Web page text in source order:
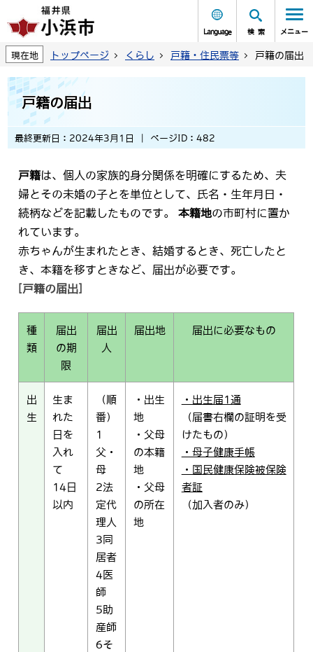
Language 検索 メニュー
現在地 トップページ くらし 戸籍・住民票等 戸籍の届出
戸籍の届出
最終更新日：2024年3月1日 ページID：482
戸籍は、個人の家族的身分関係を明確にするため、夫
婦とその未婚の子とを単位として、氏名・生年月日・
続柄などを記載したものです。本籍地の市町村に置か
れています。
赤ちゃんが生まれたとき、結婚するとき、死亡したと
き、本籍を移すときなど、届出が必要です。
[戸籍の届出]
種
類
届出
の期
限
届出
人
届出地 届出に必要なもの
出
生
生ま
れた
日を
入れ
て
14日
以内
（順
番）
1
父・
母
2法
定代
理人
3同
居者
4医
師
5助
産師
6そ
・出生
地
・父母
の本籍
地
・父母
の所在
地
・出生届1通
（届書右欄の証明を受
けたもの）
・母子健康手帳
・国民健康保険被保険
者証
（加入者のみ）